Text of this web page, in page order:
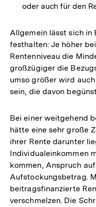
oder auch für den
Allgemein lässt sich in
festhalten: Je höher
Rentenniveau die
großzügiger die
umso größer wird
sein, die davon
Bei einer weitgehend
hätte eine sehr große
ihrer Rente darunter
Individualeinkommen
kommen, Anspruch
Aufstockungsbetrag.
beitragsfinanzierte
verschmelzen. Die